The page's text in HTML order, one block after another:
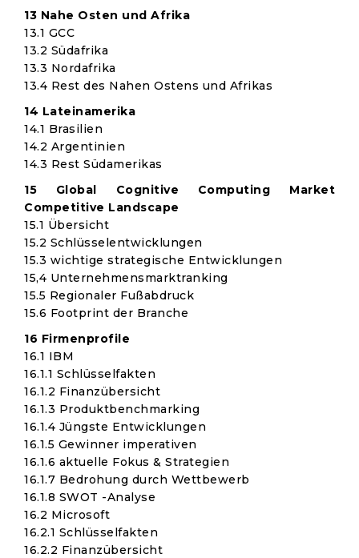
13 Nahe Osten und Afrika
13.1 GCC
13.2 Südafrika
13.3 Nordafrika
13.4 Rest des Nahen Ostens und Afrikas
14 Lateinamerika
14.1 Brasilien
14.2 Argentinien
14.3 Rest Südamerikas
15 Global Cognitive Computing Market
Competitive Landscape
15.1 Übersicht
15.2 Schlüsselentwicklungen
15.3 wichtige strategische Entwicklungen
15,4 Unternehmensmarktranking
15.5 Regionaler Fußabdruck
15.6 Footprint der Branche
16 Firmenprofile
16.1 IBM
16.1.1 Schlüsselfakten
16.1.2 Finanzübersicht
16.1.3 Produktbenchmarking
16.1.4 Jüngste Entwicklungen
16.1.5 Gewinner imperativen
16.1.6 aktuelle Fokus & Strategien
16.1.7 Bedrohung durch Wettbewerb
16.1.8 SWOT -Analyse
16.2 Microsoft
16.2.1 Schlüsselfakten
16.2.2 Finanzübersicht